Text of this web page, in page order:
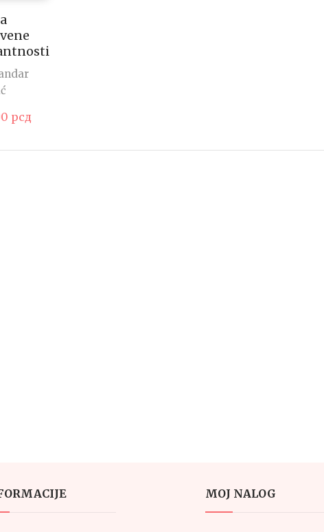
рсд
MOJ NALOG